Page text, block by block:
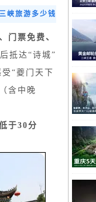
峡旅游多少钱
门票免费、
抵达“诗城”
“夔门天下
含中晚
于30分